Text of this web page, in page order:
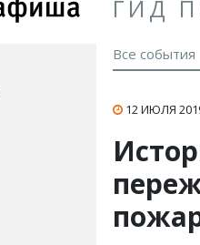
ГИД
Все события
12 ИЮЛЯ